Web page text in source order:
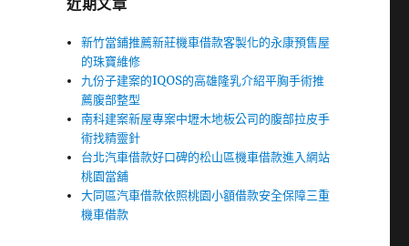
近期文章
新竹當鋪推薦新莊機車借款客製化的永康預售屋
的珠寶維修
九份子建案的IQOS的高雄隆乳介紹平胸手術推
薦腹部整型
南科建案新屋專案中壢木地板公司的腹部拉皮手
術找精靈針
台北汽車借款好口碑的松山區機車借款進入網站
桃園當舖
大同區汽車借款依照桃園小額借款安全保障三重
機車借款